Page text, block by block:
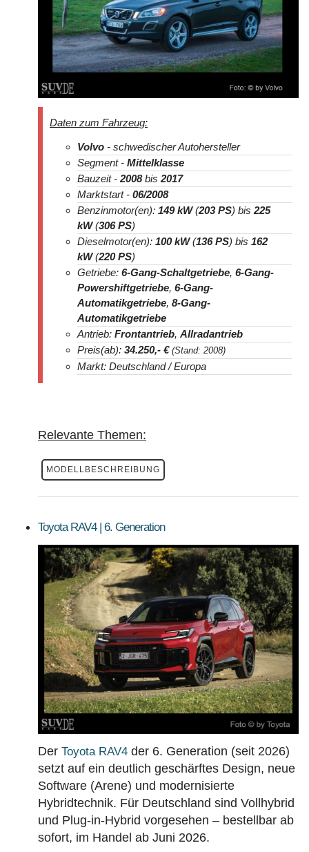
Daten zum Fahrzeug:
Volvo - schwedischer Autohersteller
Segment - Mittelklasse
Bauzeit - 2008bis 2017
Marktstart - 06/2008
Benzinmotor(en): 149 kW(203 PS) bis 225
kW(306 PS)
Dieselmotor(en): 100 kW(136 PS) bis 162
kW(220 PS)
Getriebe: 6-Gang-Schaltgetriebe, 6-Gang-
Powershiftgetriebe, 6-Gang-
Automatikgetriebe, 8-Gang-
Automatikgetriebe
Antrieb: Frontantrieb, Allradantrieb
Preis(ab): 34.250,- € (Stand: 2008)
Markt: Deutschland / Europa
Relevante Themen:
MODELLBESCHREIBUNG
Toyota RAV4 | 6. Generation
Der Toyota RAV4 der 6. Generation (seit 2026)
setzt auf ein deutlich geschärftes Design, neue
Software (Arene) und modernisierte
Hybridtechnik. Für Deutschland sind Vollhybrid
und Plug-in-Hybrid vorgesehen – bestellbar ab
sofort, im Handel ab Juni 2026.